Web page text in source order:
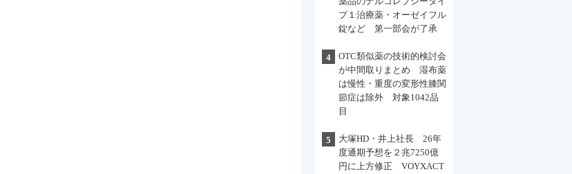
プ１治療薬・オーゼイフル
錠など 第一部会が了承
4
OTC類似薬の技術的検討会
が中間取りまとめ 湿布薬
は慢性・重度の変形性膝関
節症は除外 対象1042品
目
5
大塚HD・井上社長 26年
度通期予想を２兆7250億
円に上方修正 VOYXACT